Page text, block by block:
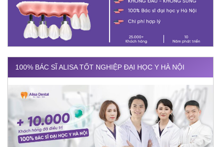
100% BÁC SĨ ALISA TỐT NGHIỆP ĐẠI HỌC Y HÀ NỘI